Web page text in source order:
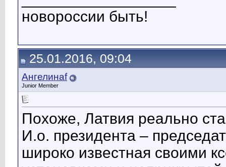
новороссии быть!
25.01.2016, 09:04
Ангелинаf
Junior Member
Похоже, Латвия реально
И.о. президента –
широко известная своими